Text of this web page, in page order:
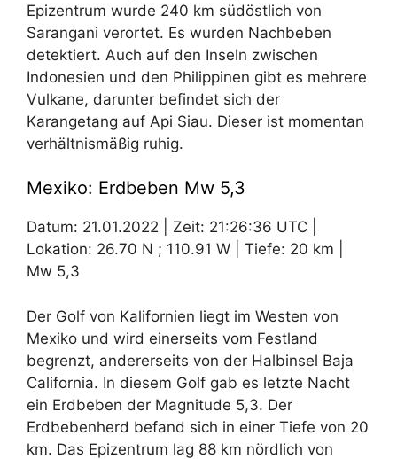
Epizentrum wurde 240 km südöstlich von
Sarangani verortet. Es wurden Nachbeben
detektiert. Auch auf den Inseln zwischen
Indonesien und den Philippinen gibt es mehrere
Vulkane, darunter befindet sich der
Karangetang auf Api Siau. Dieser ist momentan
verhältnismäßig ruhig.
Mexiko: Erdbeben Mw 5,3
Datum: 21.01.2022 | Zeit: 21:26:36 UTC |
Lokation: 26.70 N ; 110.91 W | Tiefe: 20 km |
Mw 5,3
Der Golf von Kalifornien liegt im Westen von
Mexiko und wird einerseits vom Festland
begrenzt, andererseits von der Halbinsel Baja
California. In diesem Golf gab es letzte Nacht
ein Erdbeben der Magnitude 5,3. Der
Erdbebenherd befand sich in einer Tiefe von 20
km. Das Epizentrum lag 88 km nördlich von